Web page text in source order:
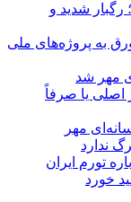
برای ۴ استان؛ رگبار شدید و
ورق به پروژه‌های ملی
مهر شد
اصلی یا صرفاً
مهر
ندارد
تورم ایران
خورد